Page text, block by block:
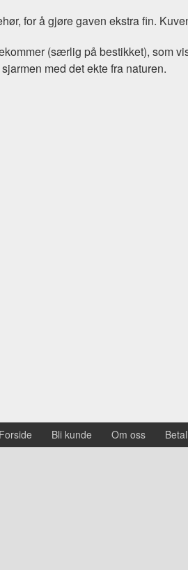
for å gjøre gaven ekstra fin.
(særlig på bestikket), som
med det ekte fra naturen.
Forside Bli kunde Om oss